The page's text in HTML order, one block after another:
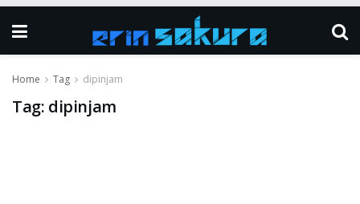
Home Tag dipinjam
Tag: dipinjam